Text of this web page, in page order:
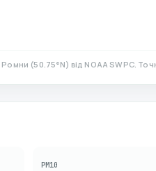
Ромни (50.75°N) від NOAA SWPC.
PM10